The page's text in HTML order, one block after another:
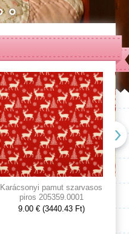
Karácsonyi pamut szarvasos
piros 205359.0001
9.00 € (3440.43 Ft)